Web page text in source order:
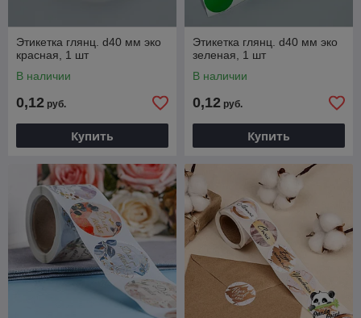
Этикетка глянц. d40 мм эко
красная, 1 шт
В наличии
0,12 руб.
Купить
Этикетка глянц. d40 мм эко
зеленая, 1 шт
В наличии
0,12 руб.
Купить